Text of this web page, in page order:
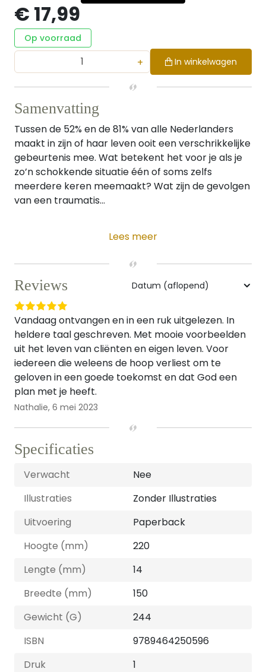
€ 17,99
Op voorraad
+ In winkelwagen
Samenvatting
Tussen de 52% en de 81% van alle Nederlanders
maakt in zijn of haar leven ooit een verschrikkelijke
gebeurtenis mee. Wat betekent het voor je als je
zo’n schokkende situatie één of soms zelfs
meerdere keren meemaakt? Wat zijn de gevolgen
van een traumatis...
Lees meer
Reviews
Vandaag ontvangen en in een ruk uitgelezen. In
heldere taal geschreven. Met mooie voorbeelden
uit het leven van cliënten en eigen leven. Voor
iedereen die weleens de hoop verliest om te
geloven in een goede toekomst en dat God een
plan met je heeft.
Nathalie, 6 mei 2023
Specificaties
Verwacht
Nee
Illustraties
Zonder Illustraties
Uitvoering
Paperback
Hoogte (mm)
220
Lengte (mm)
14
Breedte (mm)
150
Gewicht (G)
244
ISBN
9789464250596
Druk
1